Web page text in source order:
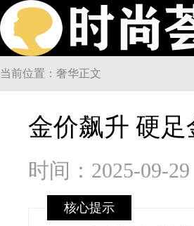
当前位置：奢华正文
金价飙升 硬
时间：2025-09-29
核心提示